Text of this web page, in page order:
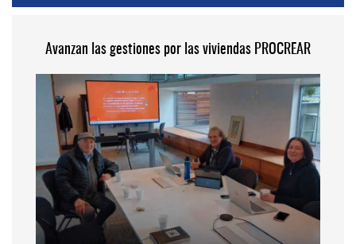
Avanzan las gestiones por las viviendas PROCREAR